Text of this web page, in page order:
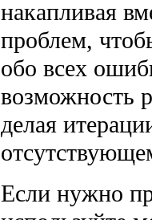
накапливая
проблем,
обо всех
возможность
делая
Если нужно